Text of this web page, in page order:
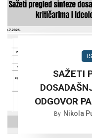
SAŽETI
ODGOVOR
By Nikola